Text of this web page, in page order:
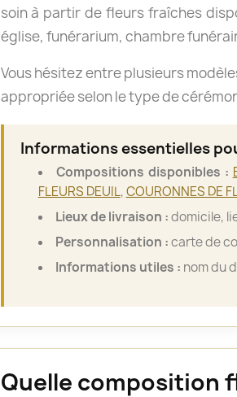
soin à partir de fleurs fraîches
église, funérarium, chambre
Vous hésitez entre plusieurs
appropriée selon le type de
Informations essentielles
Compositions disponibles :
FLEURS DEUIL,COURONNES DE
Lieux de livraison :domicile,
Personnalisation :carte de
Informations utiles : nom du
Quelle composition